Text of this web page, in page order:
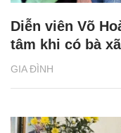
GIA ĐÌNH
Diễn viên Võ
tâm khi có bà